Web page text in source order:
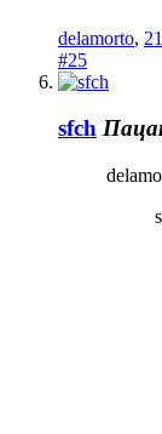
delamorto,
#25
sfch